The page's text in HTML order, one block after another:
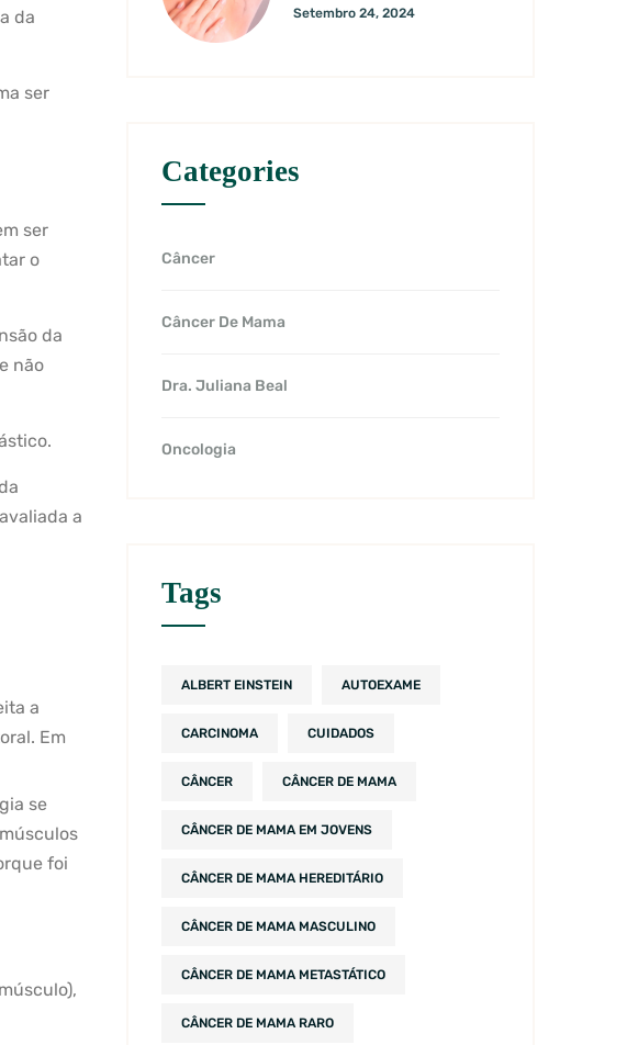
da
ser
ser
o
da
não
a
a
Em
se
foi
Setembro 24, 2024
Categories
Câncer
Câncer De Mama
Dra. Juliana Beal
Oncologia
Tags
ALBERT EINSTEIN AUTOEXAME
CARCINOMA CUIDADOS
CÂNCER CÂNCER DE MAMA
CÂNCER DE MAMA EM JOVENS
CÂNCER DE MAMA HEREDITÁRIO
CÂNCER DE MAMA MASCULINO
CÂNCER DE MAMA METASTÁTICO
CÂNCER DE MAMA RARO